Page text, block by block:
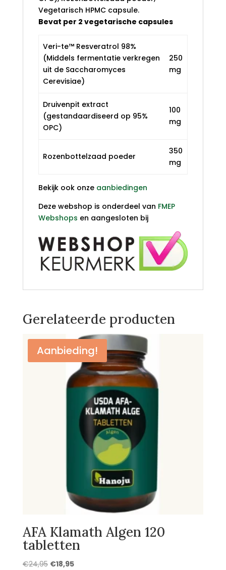
Vegetarisch HPMC capsule.
Bevat per 2 vegetarische capsules
Veri-te™ Resveratrol 98%
(Middels fermentatie verkregen
uit de Saccharomyces
Cerevisiae)
250
mg
Druivenpit extract
(gestandaardiseerd op 95%
OPC)
100
mg
Rozenbottelzaad poeder
350
mg
Bekijk ook onze aanbiedingen
Deze webshop is onderdeel van FMEP
Webshops en aangesloten bij
Gerelateerde producten
Aanbieding!
AFA Klamath Algen 120
tabletten
€24,95 Oorspronkelijke
€18,95Huidige